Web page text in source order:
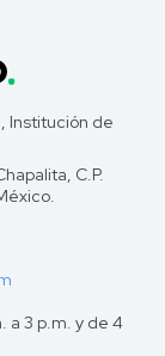
Institución de
C.P.
a 3 p.m. y de 4